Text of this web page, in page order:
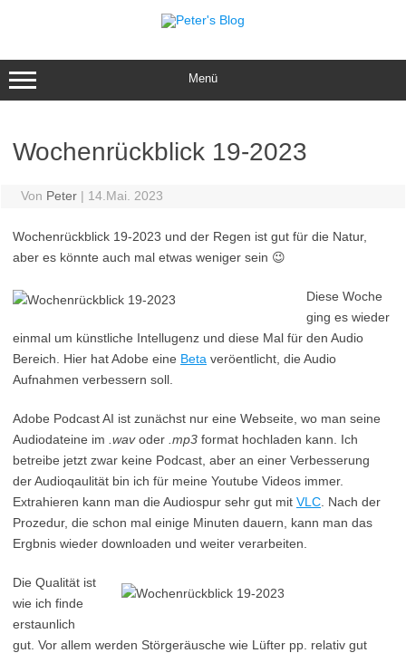
Menü
Wochenrückblick 19-2023
Von Peter | 14.Mai. 2023
Wochenrückblick 19-2023 und der Regen ist gut für die Natur,
aber es könnte auch mal etwas weniger sein 😉
Diese Woche
ging es wieder
einmal um künstliche Intellugenz und diese Mal für den Audio
Bereich. Hier hat Adobe eine Beta veröentlicht, die Audio
Aufnahmen verbessern soll.
Adobe Podcast AI ist zunächst nur eine Webseite, wo man seine
Audiodateine im .wavoder .mp3 format hochladen kann. Ich
betreibe jetzt zwar keine Podcast, aber an einer Verbesserung
der Audioqaulität bin ich für meine Youtube Videos immer.
Extrahieren kann man die Audiospur sehr gut mit VLC . Nach der
Prozedur, die schon mal einige Minuten dauern, kann man das
Ergbnis wieder downloaden und weiter verarbeiten.
Die Qualität ist
wie ich finde
erstaunlich
gut. Vor allem werden Störgeräusche wie Lüfter pp. relativ gut